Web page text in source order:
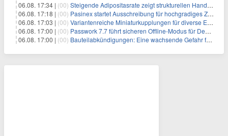
06.08. 17:34 | (00) Steigende Adipositasrate zeigt strukturellen Handlungsbedarf bei der Ernährung schulpflichtiger Kinder
06.08. 17:18 | (00) Pasinex startet Ausschreibung für hochgradiges Zinksulfidkonzentrat mit Germanium- und Silbergehalten und stellt ein Betriebsupdate bereit
06.08. 17:03 | (00) Variantenreiche Miniaturkupplungen für diverse Einsatzbereiche
06.08. 17:00 | (00) Passwork 7.7 führt sicheren Offline-Modus für Desktop- und Mobile-Apps ein
06.08. 17:00 | (00) Bauteilabkündigungen: Eine wachsende Gefahr für industrielle Elektroniksysteme